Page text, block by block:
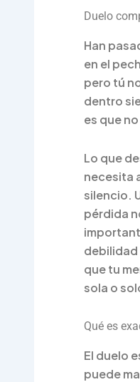
Duelo
Han
en el
pero tú
dentro
es que
Lo que
necesita
silencio.
pérdida
debilidad
que tu
sola o
Qué es
El duelo
puede